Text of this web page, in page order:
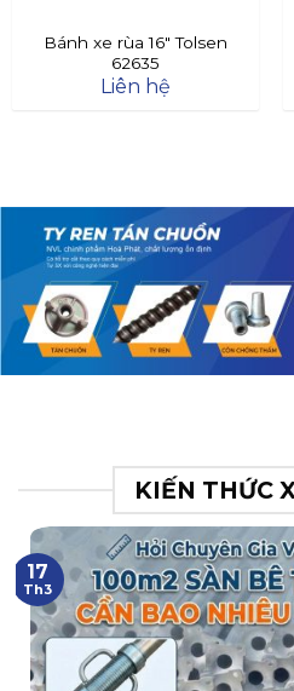
Bánh xe rùa 16″ Tolsen
62635
Liên hệ
KIẾN THỨC
17
Th3